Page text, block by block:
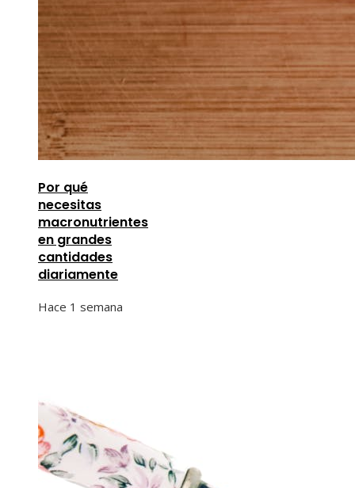
Por qué
necesitas
macronutrientes
en grandes
cantidades
diariamente
Hace 1 semana